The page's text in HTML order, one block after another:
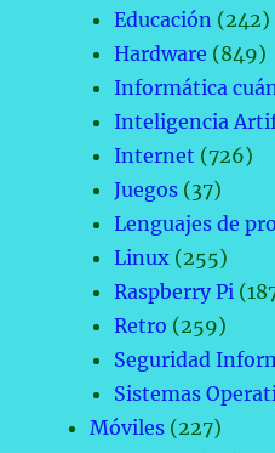
Educación (242)
Hardware (849)
Informática
Inteligencia
Internet (726)
Juegos (37)
Lenguajes de
Linux (255)
Raspberry Pi
Retro (259)
Seguridad
Sistemas
Móviles (227)